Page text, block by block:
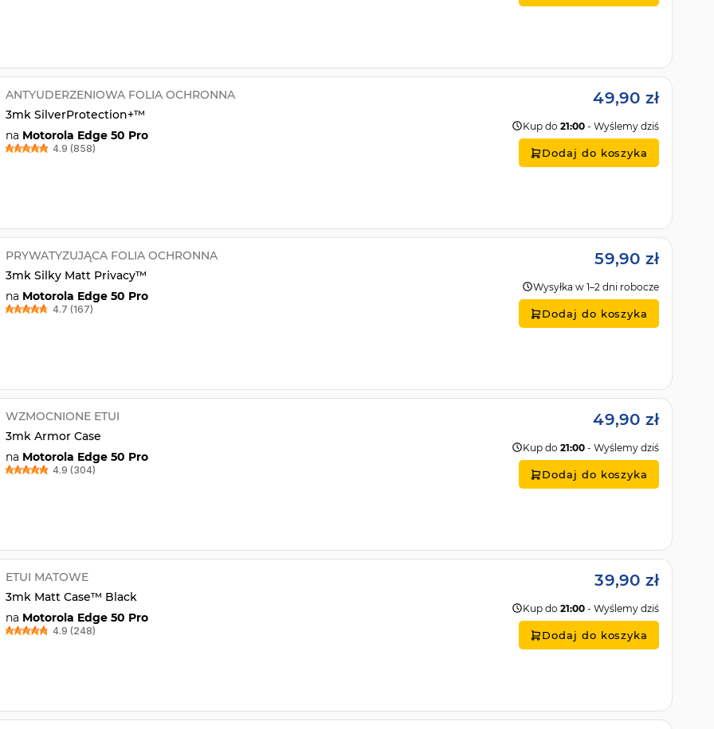
ANTYUDERZENIOWA FOLIA OCHRONNA
3mk SilverProtection+™
na Motorola Edge 50 Pro
4.9 (858)
49,90 zł
Kup do 21:00 - Wyślemy dziś
Dodaj do koszyka
PRYWATYZUJĄCA FOLIA OCHRONNA
3mk Silky Matt Privacy™
na Motorola Edge 50 Pro
4.7 (167)
59,90 zł
Wysyłka w 1–2 dni robocze
Dodaj do koszyka
WZMOCNIONE ETUI
3mk Armor Case
na Motorola Edge 50 Pro
4.9 (304)
49,90 zł
Kup do 21:00 - Wyślemy dziś
Dodaj do koszyka
ETUI MATOWE
3mk Matt Case™ Black
na Motorola Edge 50 Pro
4.9 (248)
39,90 zł
Kup do 21:00 - Wyślemy dziś
Dodaj do koszyka